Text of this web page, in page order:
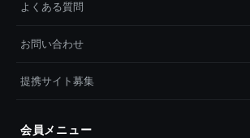
よくある質問
お問い合わせ
提携サイト募集
会員メニュー